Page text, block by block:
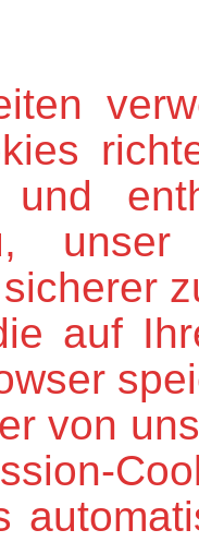
unser
auf
von